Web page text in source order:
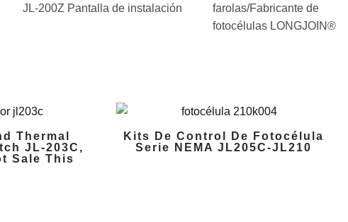
JL-200Z Pantalla de instalación
farolas/Fabricante de
fotocélulas LONGJOIN®
Thermal
JL-203C,
Sale This
Kits De Control De Fotocélula
Serie NEMA JL205C-JL210